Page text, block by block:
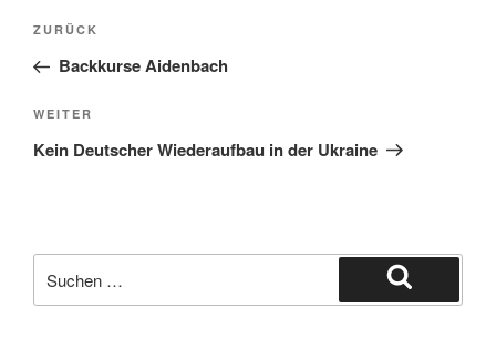
Beitragsnavigation
Vorheriger
Beitrag
ZURÜCK
Backkurse Aidenbach
Nächster
Beitrag
WEITER
Kein Deutscher Wiederaufbau in der Ukraine
nach:
Suchen